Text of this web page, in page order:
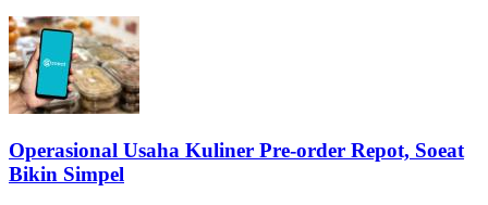
Operasional Usaha Kuliner Pre-order Repot, Soeat
Bikin Simpel